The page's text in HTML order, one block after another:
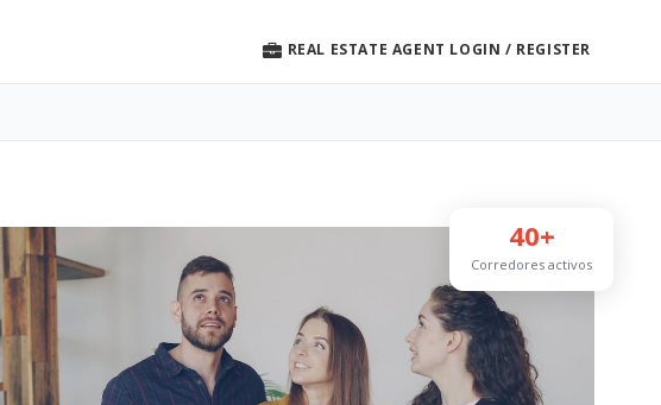
REAL ESTATE AGENT LOGIN / REGISTER
40+
Corredores activos